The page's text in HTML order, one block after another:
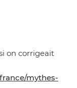
on corrigeait
mythes-